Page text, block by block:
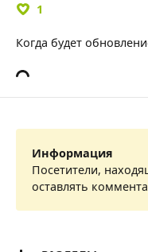
1
Когда будет
Информация
Посетители,
оставлять